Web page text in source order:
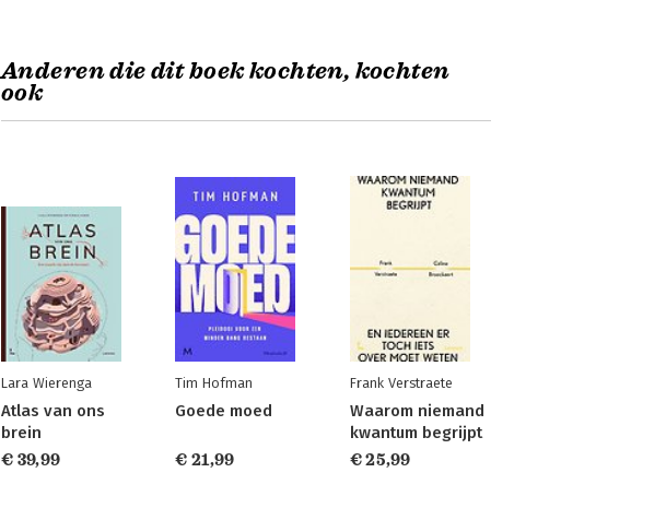
Anderen die dit boek kochten, kochten
ook
Lara Wierenga
Atlas van ons
brein
€ 39,99
Tim Hofman
Goede moed
€ 21,99
Frank Verstraete
Waarom niemand
kwantum begrijpt
€ 25,99